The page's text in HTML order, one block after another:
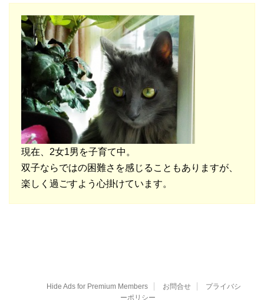
現在、2女1男を子育て中。
双子ならではの困難さを感じることもありますが、
楽しく過ごすよう心掛けています。
Hide Ads for Premium Members お問合せ
プライバシ
ーポリシー